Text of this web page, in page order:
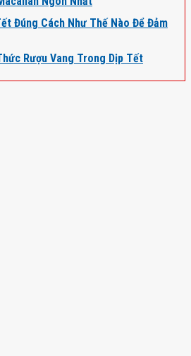
Đúng Cách Như Thế Nào Để Đảm
Rượu Vang Trong Dịp Tết